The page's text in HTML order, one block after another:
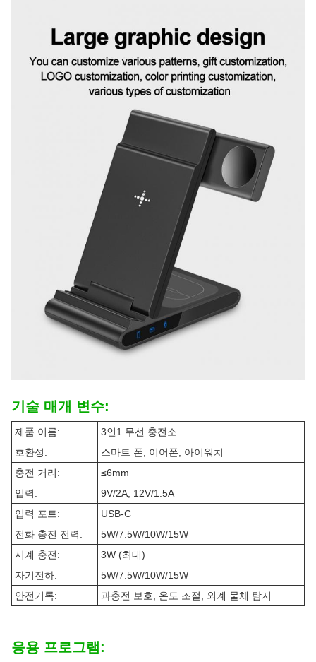
기술 매개 변수:
제품 이름:
3인1 무선 충전소
호환성:
스마트 폰, 이어폰, 아이워치
충전 거리:
≤6mm
입력:
9V/2A; 12V/1.5A
입력 포트:
USB-C
전화 충전 전력:
5W/7.5W/10W/15W
시계 충전:
3W (최대)
자기전하:
5W/7.5W/10W/15W
안전기록:
과충전 보호, 온도 조절, 외계 물체 탐지
응용 프로그램: